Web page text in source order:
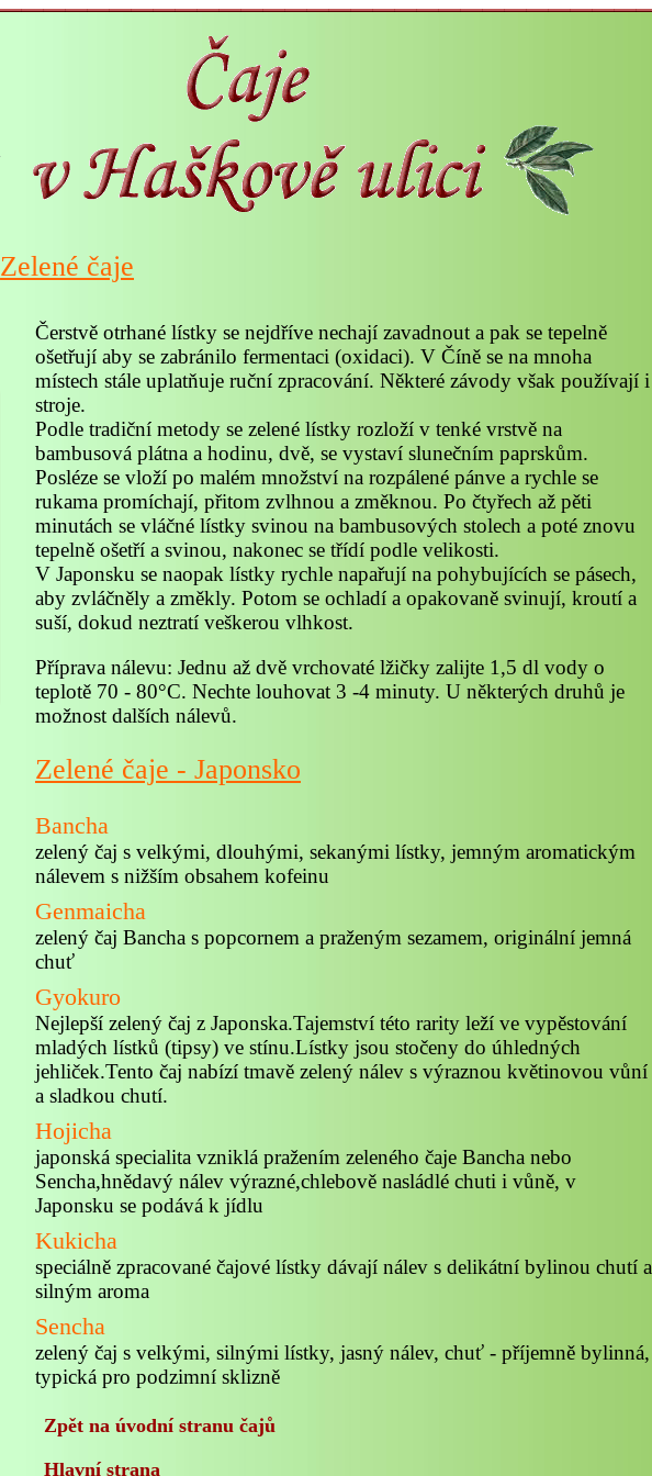
Zelené čaje
Čerstvě otrhané lístky se nejdříve nechají zavadnout a pak se tepelně
ošetřují aby se zabránilo fermentaci (oxidaci). V Číně se na mnoha
místech stále uplatňuje ruční zpracování. Některé závody však používají i
stroje.
Podle tradiční metody se zelené lístky rozloží v tenké vrstvě na
bambusová plátna a hodinu, dvě, se vystaví slunečním paprskům.
Posléze se vloží po malém množství na rozpálené pánve a rychle se
rukama promíchají, přitom zvlhnou a změknou. Po čtyřech až pěti
minutách se vláčné lístky svinou na bambusových stolech a poté znovu
tepelně ošetří a svinou, nakonec se třídí podle velikosti.
V Japonsku se naopak lístky rychle napařují na pohybujících se pásech,
aby zvláčněly a změkly. Potom se ochladí a opakovaně svinují, kroutí a
suší, dokud neztratí veškerou vlhkost.
Příprava nálevu: Jednu až dvě vrchovaté lžičky zalijte 1,5 dl vody o
teplotě 70 - 80°C. Nechte louhovat 3 -4 minuty. U některých druhů je
možnost dalších nálevů.
Zelené čaje - Japonsko
Bancha
zelený čaj s velkými, dlouhými, sekanými lístky, jemným aromatickým
nálevem s nižším obsahem kofeinu
Genmaicha
zelený čaj Bancha s popcornem a praženým sezamem, originální jemná
chuť
Gyokuro
Nejlepší zelený čaj z Japonska.Tajemství této rarity leží ve vypěstování
mladých lístků (tipsy) ve stínu.Lístky jsou stočeny do úhledných
jehliček.Tento čaj nabízí tmavě zelený nálev s výraznou květinovou vůní
a sladkou chutí.
Hojicha
japonská specialita vzniklá pražením zeleného čaje Bancha nebo
Sencha,hnědavý nálev výrazné,chlebově nasládlé chuti i vůně, v
Japonsku se podává k jídlu
Kukicha
speciálně zpracované čajové lístky dávají nálev s delikátní bylinou chutí a
silným aroma
Sencha
zelený čaj s velkými, silnými lístky, jasný nálev, chuť - příjemně bylinná,
typická pro podzimní sklizně
Zpět na úvodní stranu čajů
Hlavní strana